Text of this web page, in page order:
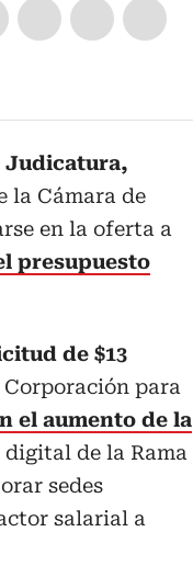
Judicatura,
la Cámara de
en la oferta a
presupuesto
de $13
para
el aumento de la
de la Rama
sedes
salarial a